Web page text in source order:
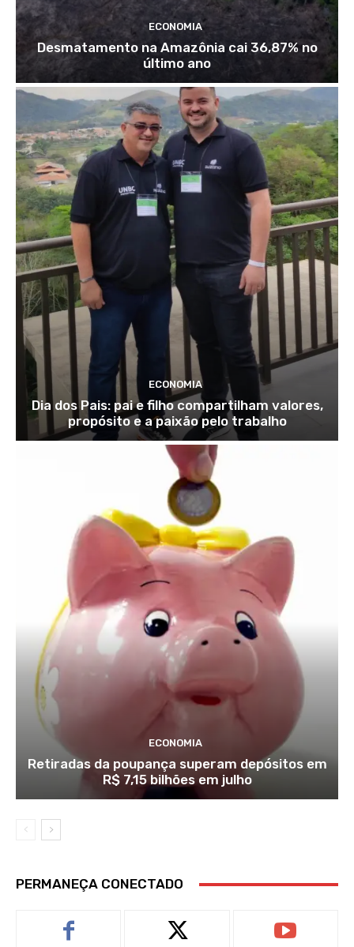
ECONOMIA
Desmatamento na Amazônia cai 36,87% no
último ano
ECONOMIA
Dia dos Pais: pai e filho compartilham valores,
propósito e a paixão pelo trabalho
ECONOMIA
Retiradas da poupança superam depósitos em
R$ 7,15 bilhões em julho
PERMANEÇA CONECTADO